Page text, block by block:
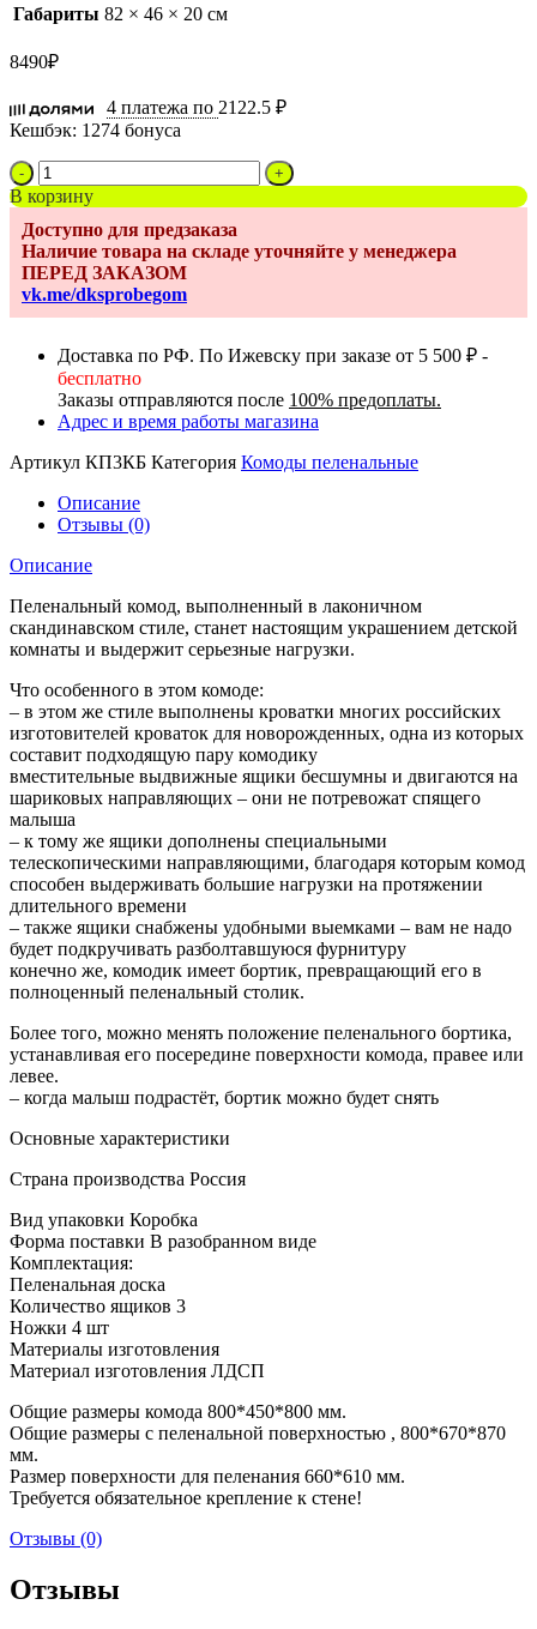
Габариты 82 × 46 × 20 см
8490₽
4 платежа по 2122.5 ₽
Кешбэк: 1274 бонуса
Количество
товара
Комод
DKS
LEO
белый/
бук
3
съемная
пеленальная
столешница
В корзину
Доступно для предзаказа
Наличие товара на складе уточняйте у менеджера
ПЕРЕД ЗАКАЗОМ
vk.me/dksprobegom
Доставка по РФ. По Ижевску при заказе от 5 500 ₽ -
бесплатно
Заказы отправляются после 100% предоплаты.
Адрес и время работы магазина
Артикул КП3КБ Категория Комоды пеленальные
Описание
Отзывы (0)
Описание
Пеленальный комод, выполненный в лаконичном
скандинавском стиле, станет настоящим украшением детской
комнаты и выдержит серьезные нагрузки.
Что особенного в этом комоде:
– в этом же стиле выполнены кроватки многих российских
изготовителей кроваток для новорожденных, одна из которых
составит подходящую пару комодику
вместительные выдвижные ящики бесшумны и двигаются на
шариковых направляющих – они не потревожат спящего
малыша
– к тому же ящики дополнены специальными
телескопическими направляющими, благодаря которым комод
способен выдерживать большие нагрузки на протяжении
длительного времени
– также ящики снабжены удобными выемками – вам не надо
будет подкручивать разболтавшуюся фурнитуру
конечно же, комодик имеет бортик, превращающий его в
полноценный пеленальный столик.
Более того, можно менять положение пеленального бортика,
устанавливая его посередине поверхности комода, правее или
левее.
– когда малыш подрастёт, бортик можно будет снять
Основные характеристики
Страна производства Россия
Вид упаковки Коробка
Форма поставки В разобранном виде
Комплектация:
Пеленальная доска
Количество ящиков 3
Ножки 4 шт
Материалы изготовления
Материал изготовления ЛДСП
Общие размеры комода 800*450*800 мм.
Общие размеры с пеленальной поверхностью , 800*670*870
мм.
Размер поверхности для пеленания 660*610 мм.
Требуется обязательное крепление к стене!
Отзывы (0)
Отзывы